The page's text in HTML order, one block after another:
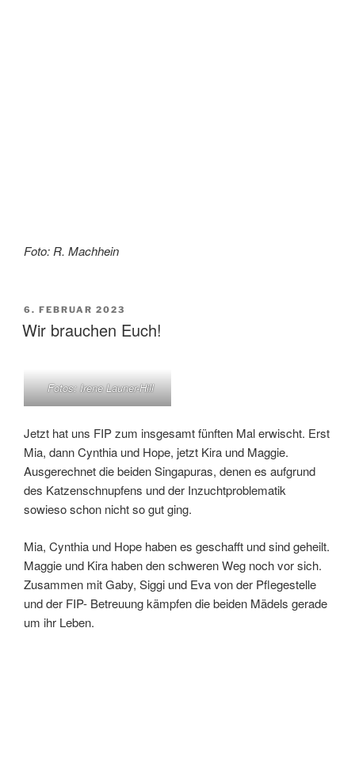
Foto: R. Machhein
VERÖFFENTLICHT
AM
6. FEBRUAR 2023
Wir brauchen Euch!
Fotos: Irene Launer-Hill
Jetzt hat uns FIP zum insgesamt fünften Mal erwischt. Erst
Mia, dann Cynthia und Hope, jetzt Kira und Maggie.
Ausgerechnet die beiden Singapuras, denen es aufgrund
des Katzenschnupfens und der Inzuchtproblematik
sowieso schon nicht so gut ging.
Mia, Cynthia und Hope haben es geschafft und sind geheilt.
Maggie und Kira haben den schweren Weg noch vor sich.
Zusammen mit Gaby, Siggi und Eva von der Pflegestelle
und der FIP- Betreuung kämpfen die beiden Mädels gerade
um ihr Leben.